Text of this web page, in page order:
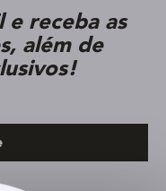
e receba as
além de